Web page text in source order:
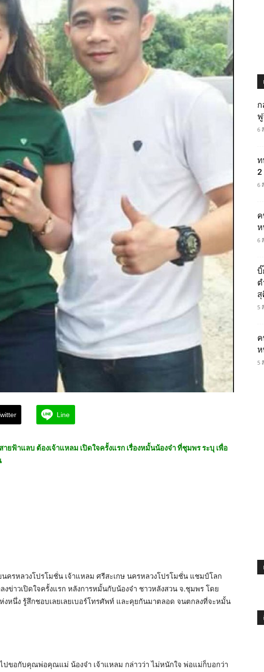
Line
ยฟ้าแลบ ต้องเจ้าแหลม เปิดใจครั้งแรก เรื่องหมั้นน้องจ๋า ที่ชุมพร ระบุ เพื่อ
ครหลวงโปรโมชั่น เจ้าแหลม ศรีสะเกษ นครหลวงโปรโมชั่น แชมป์โลก
ข่าวเปิดใจครั้งแรก หลังการหมั้นกับน้องจ๋า ชาวหลังสวน จ.ชุมพร โดย
งหนึ่ง รู้สึกชอบเลยเลยเบอร์โทรศัพท์ และคุยกันมาตลอด จนตกลงที่จะหมั้น
ปขอกับคุณพ่อคุณแม่ น้องจ๋า เจ้าแหลม กล่าวว่า ไม่หนักใจ พ่อแม่ก็บอกว่า
6
ท
6
ห
6
บิ๊
5
ห
5